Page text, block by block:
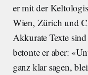
er mit der
Wien, Zürich und
Akkurate Texte
betonte er aber:
ganz klar sagen,